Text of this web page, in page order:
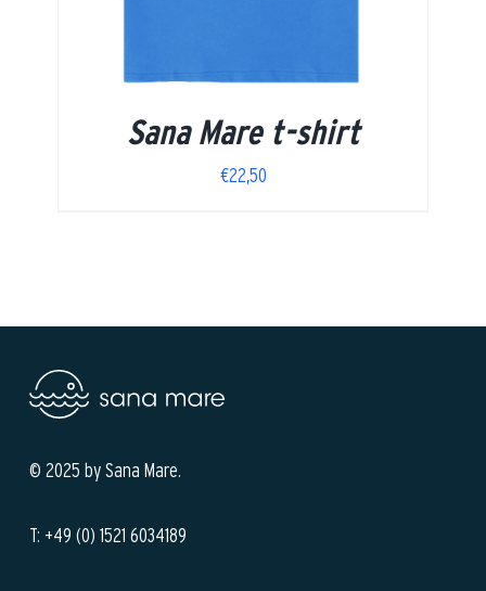
Sana Mare t-shirt
€22,50
© 2025 by Sana Mare.
T: +49 (0) 1521 6034189